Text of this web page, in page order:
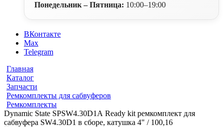
Понедельник – Пятница: 10:00–19:00
ВКонтакте
Max
Telegram
Главная
Каталог
Запчасти
Ремкомплекты для сабвуферов
Ремкомплекты
Dynamic State SPSW4.30D1A Ready kit ремкомплект для
сабвуфера SW4.30D1 в сборе, катушка 4" / 100,16